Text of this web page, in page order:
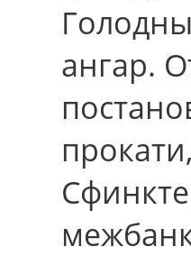
ангар.